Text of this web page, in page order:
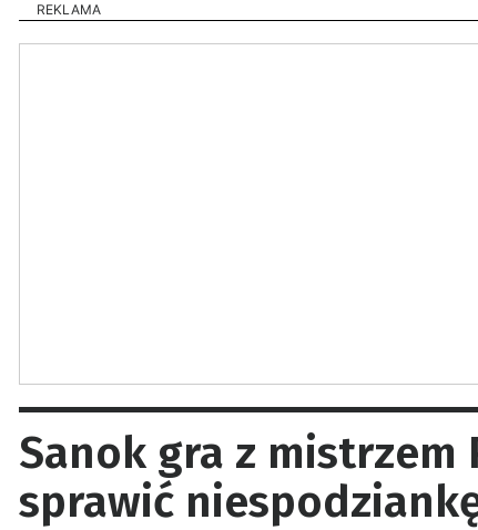
REKLAMA
Sanok gra z mistrzem
sprawić niespodziankę